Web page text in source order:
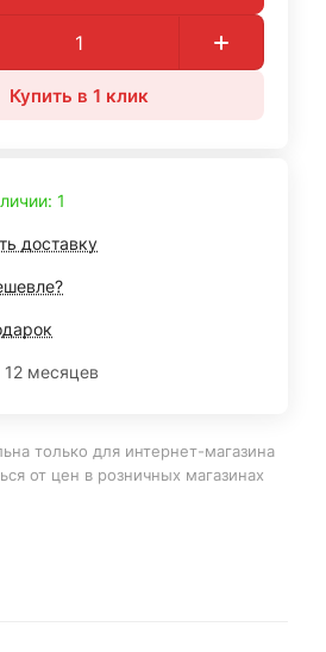
Купить в 1 клик
1
доставку
12 месяцев
только для интернет-магазина
от цен в розничных магазинах